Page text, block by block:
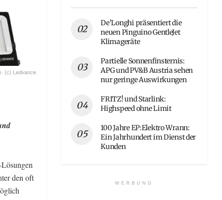
(c) Ledvance
den oft
De’Longhi präsentiert die
neuen Pinguino GentleJet
Klimageräte
Partielle Sonnenfinsternis:
APG und PV&B Austria sehen
nur geringe Auswirkungen
FRITZ! und Starlink:
Highspeed ohne Limit
100 Jahre EP:Elektro Wrann:
Ein Jahrhundert im Dienst der
Kunden
WERBUNG